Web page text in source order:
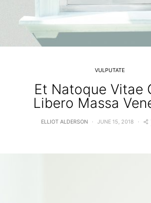
VULPUTATE
Et Natoque Vitae
Libero Massa
ELLIOT ALDERSON JUNE 15, 2018